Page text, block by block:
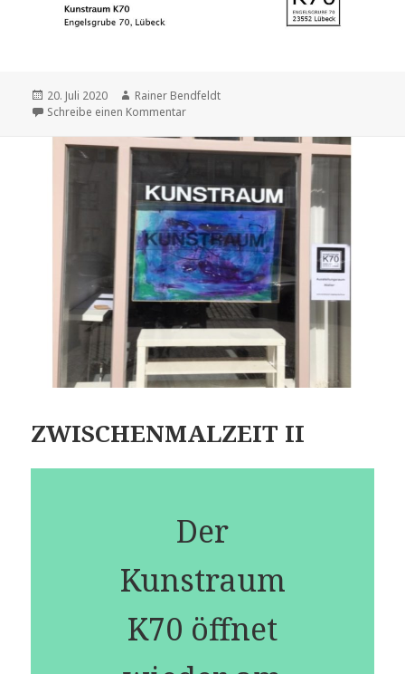
Veröffentlicht
am
20. Juli 2020 Autor
Rainer Bendfeldt
Schreibe einen Kommentar
ZWISCHENMALZEIT II
Der
Kunstraum
K70 öffnet